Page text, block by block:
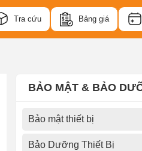
Tra cứu Bảng giá
BẢO MẬT & BẢO
Bảo mật thiết bị
Bảo Dưỡng Thiết Bị